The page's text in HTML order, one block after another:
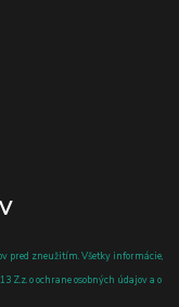
pred zneužitím. Všetky informácie,
Z.z. o ochrane osobných údajov a o